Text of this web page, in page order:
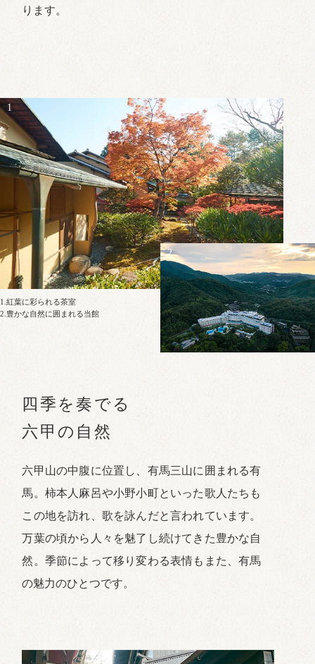
ります。
1
1.紅葉に彩られる茶室
2.豊かな自然に囲まれる当館
四季を奏でる
六甲の自然
六甲山の中腹に位置し、有馬三山に囲まれる有
馬。柿本人麻呂や小野小町といった歌人たちも
この地を訪れ、歌を詠んだと言われています。
万葉の頃から人々を魅了し続けてきた豊かな自
然。季節によって移り変わる表情もまた、有馬
の魅力のひとつです。
2